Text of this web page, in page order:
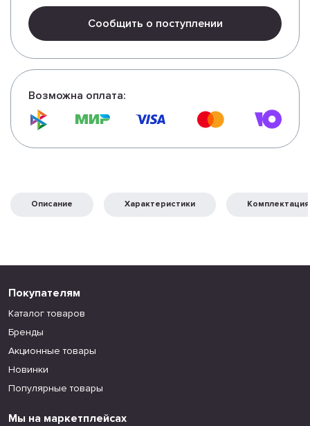
Сообщить о поступлении
Возможна оплата:
Описание Характеристики Комплектация
Покупателям
Каталог товаров
Бренды
Акционные товары
Новинки
Популярные товары
Мы на маркетплейсах